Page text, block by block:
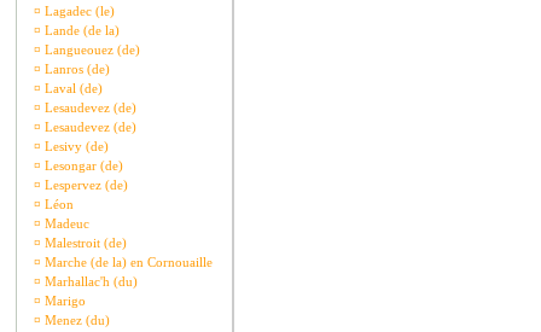
¤ Lagadec (le)
¤ Lande (de la)
¤ Langueouez (de)
¤ Lanros (de)
¤ Laval (de)
¤ Lesaudevez (de)
¤ Lesaudevez (de)
¤ Lesivy (de)
¤ Lesongar (de)
¤ Lespervez (de)
¤ Léon
¤ Madeuc
¤ Malestroit (de)
¤ Marche (de la) en Cornouaille
¤ Marhallac'h (du)
¤ Marigo
¤ Menez (du)